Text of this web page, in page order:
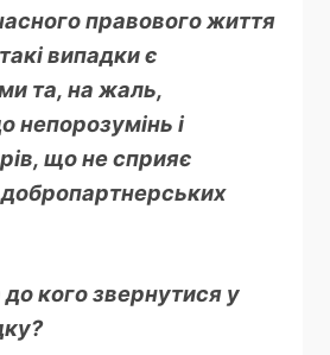
правового життя
випадки є
та, на жаль,
непорозумінь і
що не сприяє
кого звернутися у